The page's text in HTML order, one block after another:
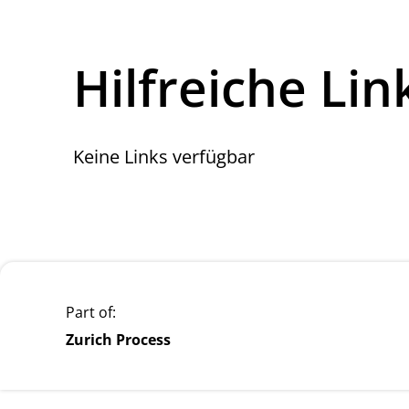
Hilfreiche
Keine Links verfügbar
Part of:
Zurich Process